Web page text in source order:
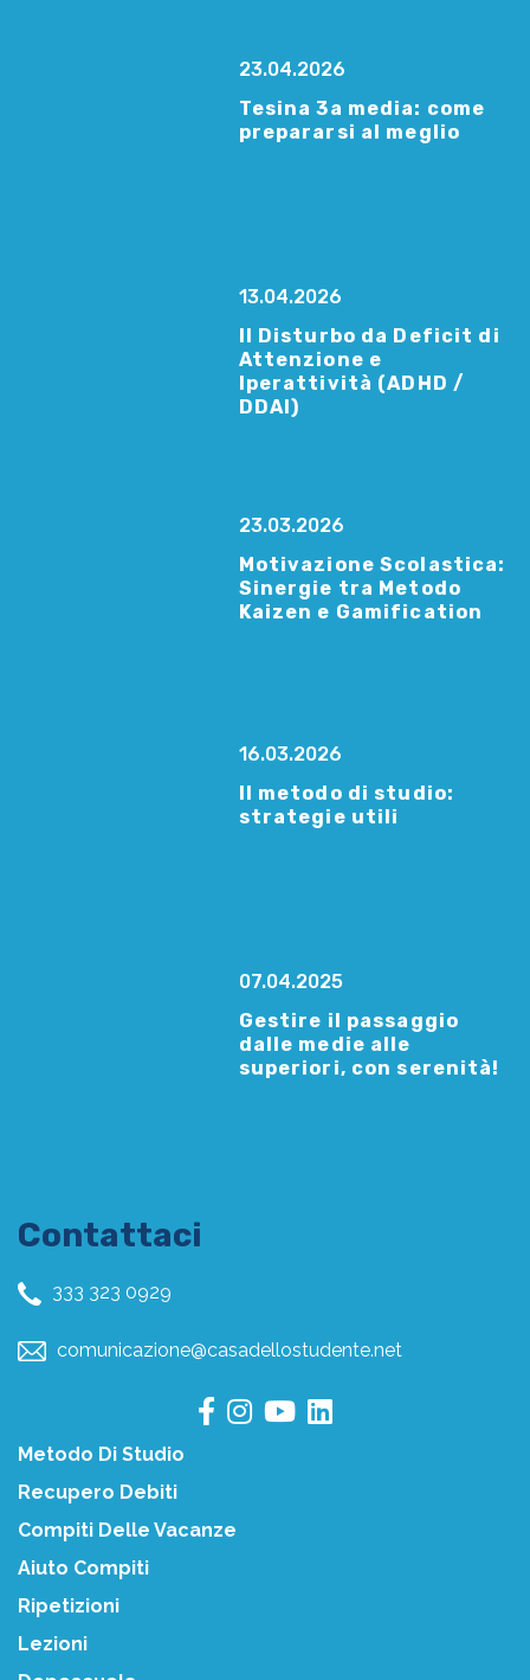
23.04.2026
Tesina 3a media: come
prepararsi al meglio
13.04.2026
Il Disturbo da Deficit di
Attenzione e
Iperattività (ADHD /
DDAI)
23.03.2026
Motivazione Scolastica:
Sinergie tra Metodo
Kaizen e Gamification
16.03.2026
Il metodo di studio:
strategie utili
07.04.2025
Gestire il passaggio
dalle medie alle
superiori, con serenità!
Contattaci
333 323 0929
comunicazione@casadellostudente.net
Metodo Di Studio
Recupero Debiti
Compiti Delle Vacanze
Aiuto Compiti
Ripetizioni
Lezioni